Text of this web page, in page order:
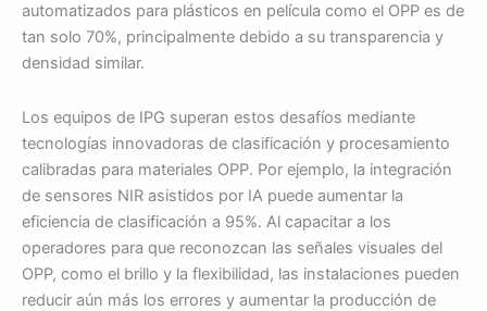
automatizados para plásticos en película como el OPP es de
tan solo 70%, principalmente debido a su transparencia y
densidad similar.
Los equipos de IPG superan estos desafíos mediante
tecnologías innovadoras de clasificación y procesamiento
calibradas para materiales OPP. Por ejemplo, la integración
de sensores NIR asistidos por IA puede aumentar la
eficiencia de clasificación a 95%. Al capacitar a los
operadores para que reconozcan las señales visuales del
OPP, como el brillo y la flexibilidad, las instalaciones pueden
reducir aún más los errores y aumentar la producción de